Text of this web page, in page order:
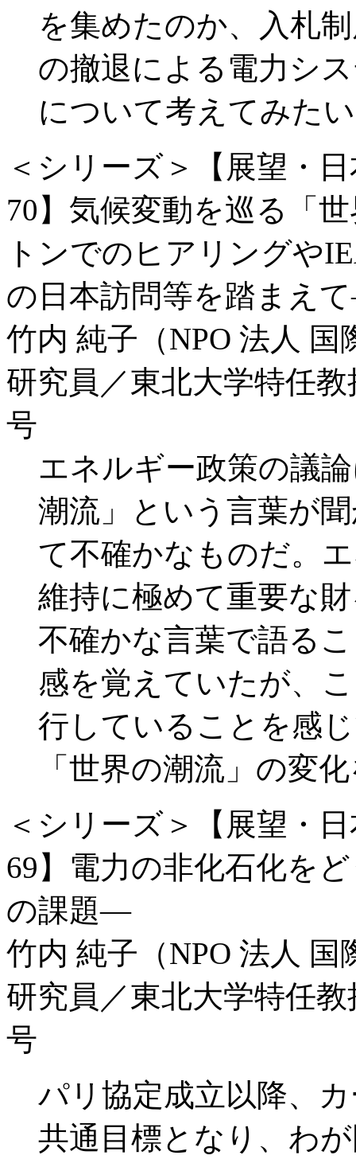
を集めたのか、入札
の撤退による電力シ
について考えてみた
＜シリーズ＞【展望・
70】気候変動を巡る「
トンでのヒアリングや
の日本訪問等を踏まえ
竹内 純子（NPO 法人
研究員／東北大学特任教
号
エネルギー政策の議
潮流」という言葉が
て不確かなものだ。
維持に極めて重要な
不確かな言葉で語る
感を覚えていたが、
行していることを感
「世界の潮流」の変
＜シリーズ＞【展望・
69】電力の非化石化を
の課題―
竹内 純子（NPO 法人
研究員／東北大学特任教
号
パリ協定成立以降、
共通目標となり、わ